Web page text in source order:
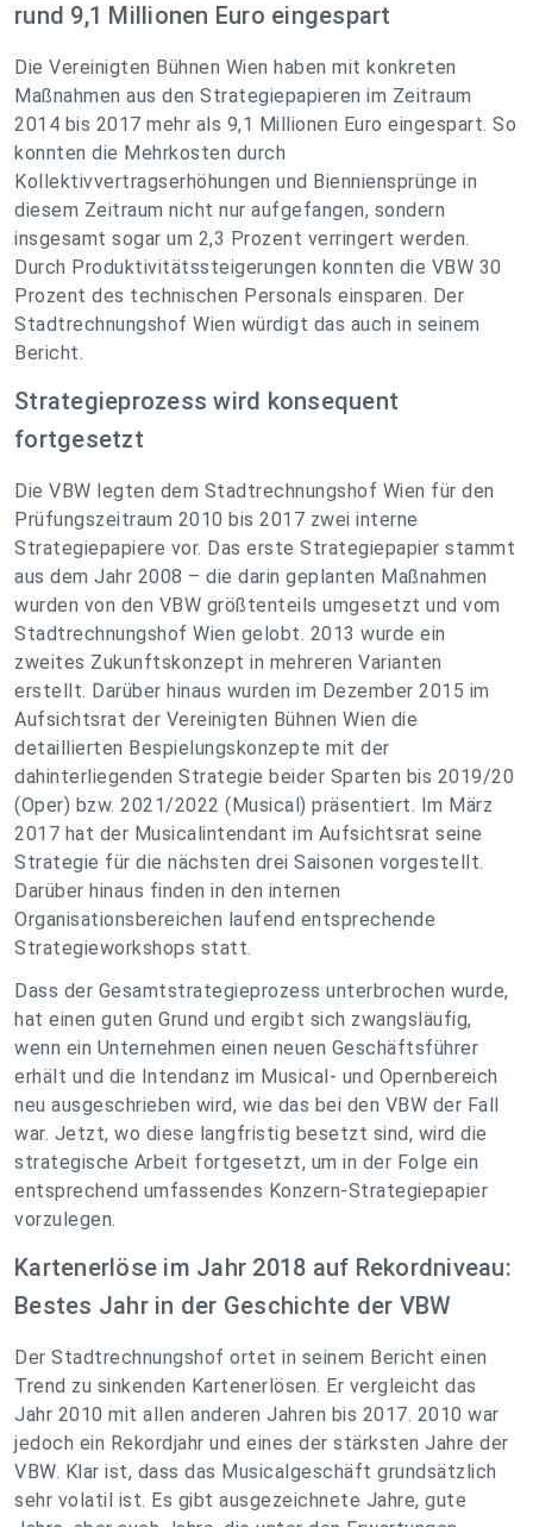
rund 9,1 Millionen Euro eingespart
Die Vereinigten Bühnen Wien haben mit konkreten
Maßnahmen aus den Strategiepapieren im Zeitraum
2014 bis 2017 mehr als 9,1 Millionen Euro eingespart. So
konnten die Mehrkosten durch
Kollektivvertragserhöhungen und Bienniensprünge in
diesem Zeitraum nicht nur aufgefangen, sondern
insgesamt sogar um 2,3 Prozent verringert werden.
Durch Produktivitätssteigerungen konnten die VBW 30
Prozent des technischen Personals einsparen. Der
Stadtrechnungshof Wien würdigt das auch in seinem
Bericht.
Strategieprozess wird konsequent
fortgesetzt
Die VBW legten dem Stadtrechnungshof Wien für den
Prüfungszeitraum 2010 bis 2017 zwei interne
Strategiepapiere vor. Das erste Strategiepapier stammt
aus dem Jahr 2008 – die darin geplanten Maßnahmen
wurden von den VBW größtenteils umgesetzt und vom
Stadtrechnungshof Wien gelobt. 2013 wurde ein
zweites Zukunftskonzept in mehreren Varianten
erstellt. Darüber hinaus wurden im Dezember 2015 im
Aufsichtsrat der Vereinigten Bühnen Wien die
detaillierten Bespielungskonzepte mit der
dahinterliegenden Strategie beider Sparten bis 2019/20
(Oper) bzw. 2021/2022 (Musical) präsentiert. Im März
2017 hat der Musicalintendant im Aufsichtsrat seine
Strategie für die nächsten drei Saisonen vorgestellt.
Darüber hinaus finden in den internen
Organisationsbereichen laufend entsprechende
Strategieworkshops statt.
Dass der Gesamtstrategieprozess unterbrochen wurde,
hat einen guten Grund und ergibt sich zwangsläufig,
wenn ein Unternehmen einen neuen Geschäftsführer
erhält und die Intendanz im Musical- und Opernbereich
neu ausgeschrieben wird, wie das bei den VBW der Fall
war. Jetzt, wo diese langfristig besetzt sind, wird die
strategische Arbeit fortgesetzt, um in der Folge ein
entsprechend umfassendes Konzern-Strategiepapier
vorzulegen.
Kartenerlöse im Jahr 2018 auf Rekordniveau:
Bestes Jahr in der Geschichte der VBW
Der Stadtrechnungshof ortet in seinem Bericht einen
Trend zu sinkenden Kartenerlösen. Er vergleicht das
Jahr 2010 mit allen anderen Jahren bis 2017. 2010 war
jedoch ein Rekordjahr und eines der stärksten Jahre der
VBW. Klar ist, dass das Musicalgeschäft grundsätzlich
sehr volatil ist. Es gibt ausgezeichnete Jahre, gute